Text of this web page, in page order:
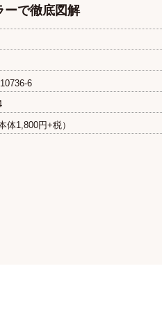
ーで徹底図解
6
体1,800円+税）